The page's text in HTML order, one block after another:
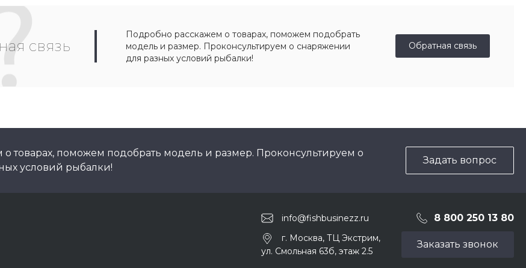
связь
Подробно расскажем о товарах, поможем подобрать
модель и размер. Проконсультируем о снаряжении
для разных условий рыбалки!
Обратная связь
товарах, поможем подобрать модель и размер. Проконсультируем о
условий рыбалки!
Задать вопрос
info@fishbusinezz.ru 8 800 250 13 80
г. Москва, ТЦ Экстрим,
ул. Смольная 63б, этаж 2.5
Заказать звонок